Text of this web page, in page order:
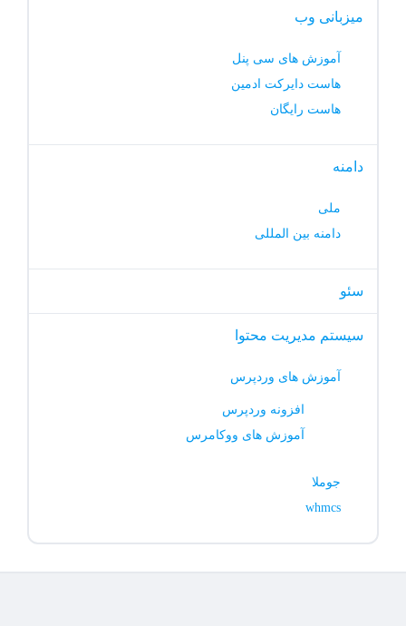
میزبانی وب
آموزش های سی پنل
هاست دایرکت ادمین
هاست رایگان
دامنه
ملی
دامنه بین المللی
سئو
سیستم مدیریت محتوا
آموزش های وردپرس
افزونه وردپرس
آموزش های ووکامرس
جوملا
whmcs